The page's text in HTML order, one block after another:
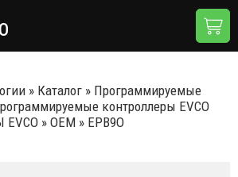
» Каталог » Программируемые
контроллеры EVCO
» OEM » EPB9O